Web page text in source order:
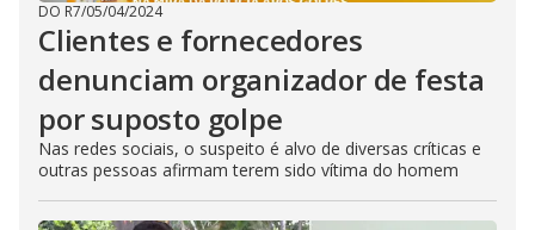
DO R7/05/04/2024
Clientes e fornecedores
denunciam organizador de festa
por suposto golpe
Nas redes sociais, o suspeito é alvo de diversas críticas e
outras pessoas afirmam terem sido vítima do homem